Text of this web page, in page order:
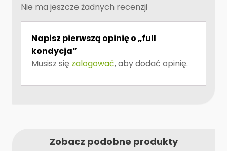
Nie ma jeszcze żadnych recenzji
Napisz pierwszą opinię o „full
kondycja”
Musisz się zalogować, aby dodać opinię.
Zobacz podobne produkty